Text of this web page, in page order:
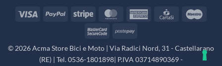
Visa PayPal Stripe MasterCardAmerican
CartaSi
MasterCardPostepay
© 2026 Acma Store Bici e Moto | Via Radici Nord, 31 - Castellarano
(RE) | Tel. 0536-1801898| P.IVA 03714890369 -